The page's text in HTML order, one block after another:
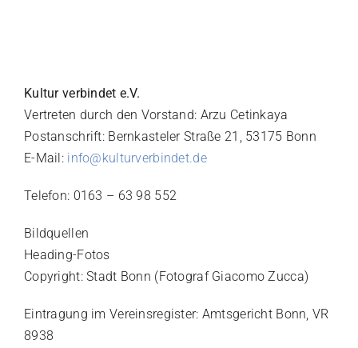
Kultur verbindet e.V.
Vertreten durch den Vorstand: Arzu Cetinkaya
Postanschrift: Bernkasteler Straße 21, 53175 Bonn
E-Mail: info@kulturverbindet.de
Telefon: 0163 – 63 98 552
Bildquellen
Heading-Fotos
Copyright: Stadt Bonn (Fotograf Giacomo Zucca)
Eintragung im Vereinsregister: Amtsgericht Bonn, VR
8938